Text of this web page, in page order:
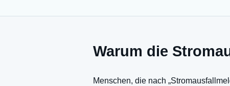
Warum die
Menschen, die nach